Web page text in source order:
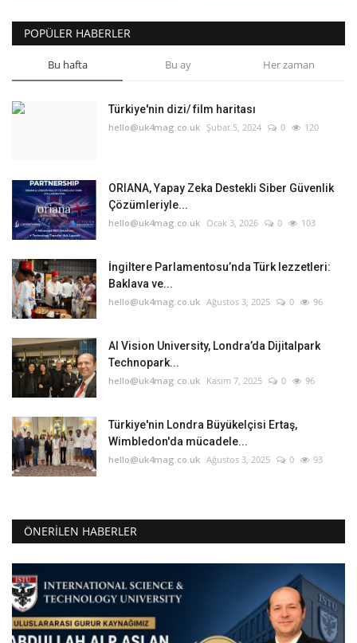
POPÜLER HABERLER
Bu hafta Bu ay Her zaman
Türkiye'nin dizi/ film haritası
hello@uk4mag.co.uk Şubat 5, 2024 0 120
ORIANA, Yapay Zeka Destekli Siber Güvenlik
Çözümleriyle...
hello@uk4mag.co.uk Ocak 3, 2026 0 103
İngiltere Parlamentosu’nda Türk lezzetleri:
Baklava ve...
hello@uk4mag.co.uk Ağustos 3, 2025 0 96
AI Vision University, Londra’da Dijitalpark
Technopark...
hello@uk4mag.co.uk Kasım 7, 2025 0 96
Türkiye'nin Londra Büyükelçisi Ertaş,
Wimbledon'da mücadele...
hello@uk4mag.co.uk Ağustos 3, 2025 0 93
ÖNERILEN HABERLER